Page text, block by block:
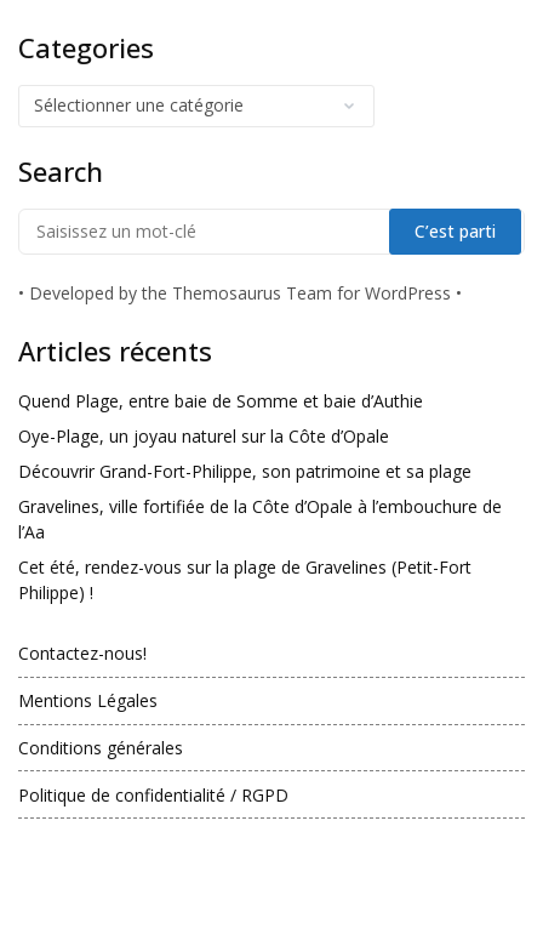
Categories
Search
• Developed by the Themosaurus Team for WordPress •
Articles récents
Quend Plage, entre baie de Somme et baie d’Authie
Oye-Plage, un joyau naturel sur la Côte d’Opale
Découvrir Grand-Fort-Philippe, son patrimoine et sa plage
Gravelines, ville fortifiée de la Côte d’Opale à l’embouchure de
l’Aa
Cet été, rendez-vous sur la plage de Gravelines (Petit-Fort
Philippe) !
Contactez-nous!
Mentions Légales
Conditions générales
Politique de confidentialité / RGPD